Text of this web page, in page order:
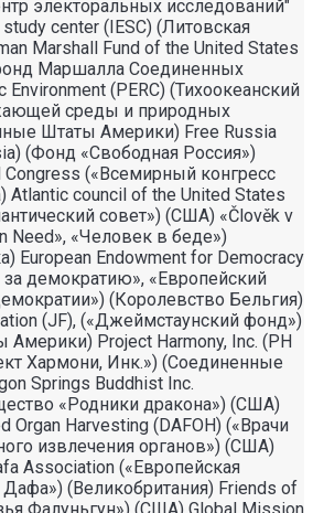
электоральных исследований"
center (IESC) (Литовская
Marshall Fund of the United States
Маршалла Соединенных
(PERC) (Тихоокеанский
среды и природных
Штаты Америки) Free Russia
(Фонд «Свободная Россия»)
(«Всемирный конгресс
Atlantic council of the United States
совет») (США) «Člověk v
Need», «Человек в беде»)
European Endowment for Democracy
демократию», «Европейский
(Королевство Бельгия)
(JF), («Джеймстаунский фонд»)
Project Harmony, Inc. (PH
Хармони, Инк.») (Соединенные
Springs Buddhist Inc.
«Родники дракона») (США)
Organ Harvesting (DAFOH) («Врачи
извлечения органов») (США)
Association («Европейская
(Великобритания) Friends of